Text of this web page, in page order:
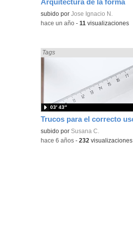
Arquitectura de la forma
Contenido educativo.
subido porJose Ignacio N.
-hace un año -11 visualizaciones
Encontrado «Geometría» en:
Tags
Contenido educativo.
subido por Susana C.
03′ 43″
-hace 6 años -232 visualizaciones